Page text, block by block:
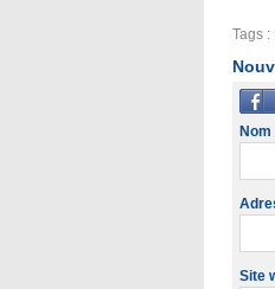
Tags :
Nom
Site